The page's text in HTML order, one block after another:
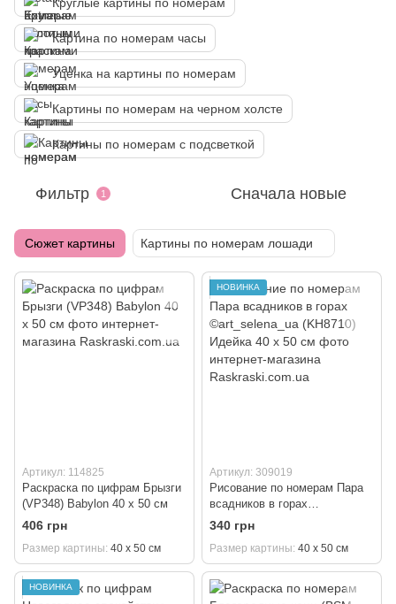
Картина по номерам часы
Уценка на картины по номерам
Картины по номерам на черном холсте
Картины по номерам с подсветкой
Фильтр 1 Сначала новые
Сюжет картины Картины по номерам лошади
Артикул: 114825
Раскраска по цифрам Брызги
(VP348) Babylon 40 х 50 см
406 грн
Размер картины 40 х 50 см
НОВИНКА
Артикул: 309019
Рисование по номерам Пара
всадников в горах
©art_selena_ua (KH8710)
Идейка 40 х 50 см
340 грн
Размер картины 40 х 50 см
НОВИНКА